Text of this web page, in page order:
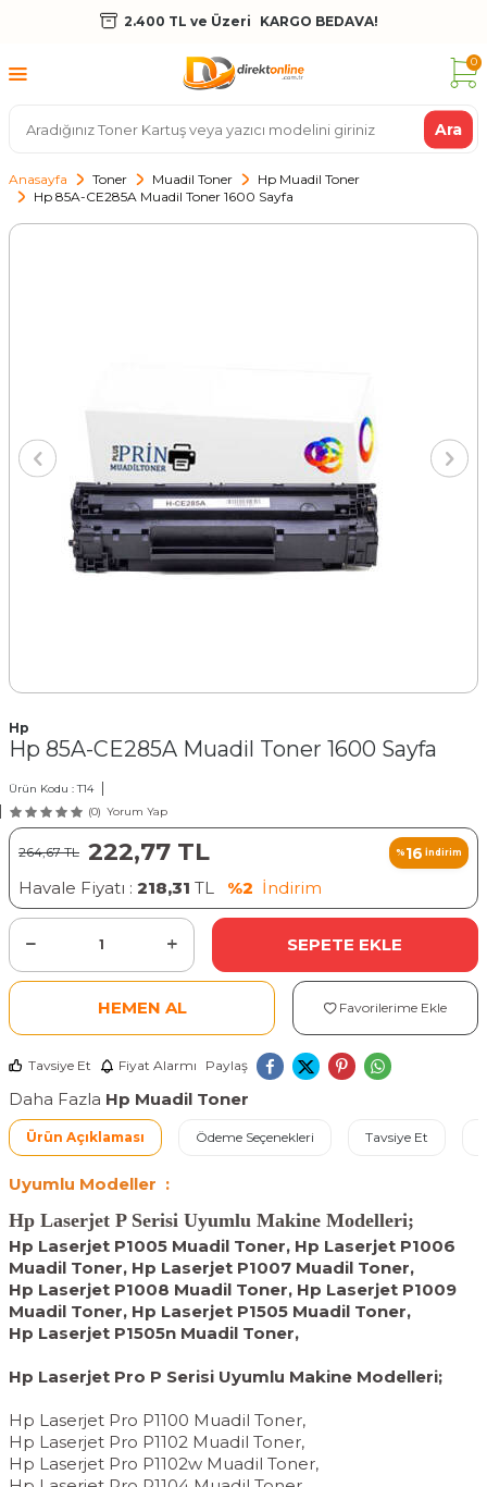
2.400 TL ve Üzeri KARGO BEDAVA!
Ara
0
Anasayfa Toner Muadil Toner
Hp Muadil Toner
Hp 85A-CE285A Muadil Toner 1600 Sayfa
Hp
Hp 85A-CE285A Muadil Toner 1600 Sayfa
Ürün Kodu :T14
(0) Yorum Yap
264,67TL 222,77 TL % 16 İndirim
Havale Fiyatı : 218,31 TL %2 İndirim
SEPETE EKLE
HEMEN AL Favorilerime Ekle
Tavsiye Et Fiyat Alarmı Paylaş
Daha Fazla Hp Muadil Toner
Ürün Açıklaması Ödeme Seçenekleri Tavsiye Et
Uyumlu Modeller :
Hp Laserjet P Serisi Uyumlu Makine Modelleri;
Hp Laserjet P1005 Muadil Toner, Hp Laserjet P1006
Muadil Toner, Hp Laserjet P1007 Muadil Toner,
Hp Laserjet P1008 Muadil Toner, Hp Laserjet P1009
Muadil Toner, Hp Laserjet P1505 Muadil Toner,
Hp Laserjet P1505n Muadil Toner,
Hp Laserjet Pro P Serisi Uyumlu Makine Modelleri;
Hp Laserjet Pro P1100 Muadil Toner,
Hp Laserjet Pro P1102 Muadil Toner,
Hp Laserjet Pro P1102w Muadil Toner,